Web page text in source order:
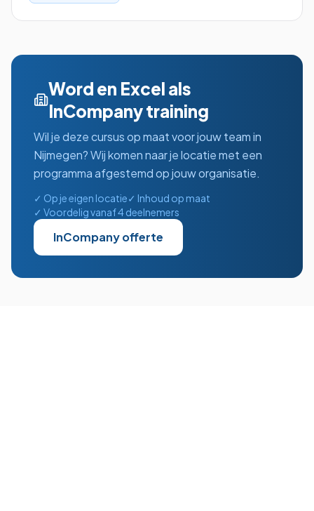
Word en Excel als
InCompany training
Wil je deze cursus op maat voor jouw team in
Nijmegen? Wij komen naar je locatie met een
programma afgestemd op jouw organisatie.
✓ Op je eigen locatie✓ Inhoud op maat
✓ Voordelig vanaf 4 deelnemers
InCompany offerte